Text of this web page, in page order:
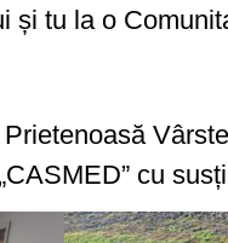
și tu la o
cu